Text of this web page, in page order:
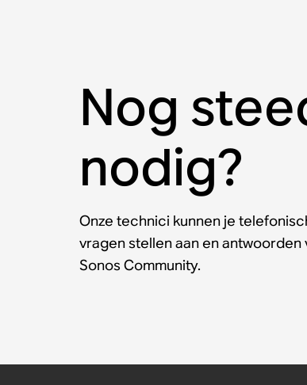
Nog
nodig?
Onze technici kunnen je
vragen stellen aan en
Sonos Community.